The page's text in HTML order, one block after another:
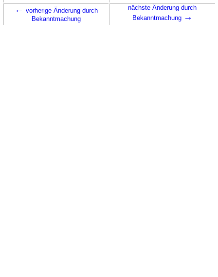
← vorherige Änderung durch
Bekanntmachung
nächste Änderung durch
Bekanntmachung →